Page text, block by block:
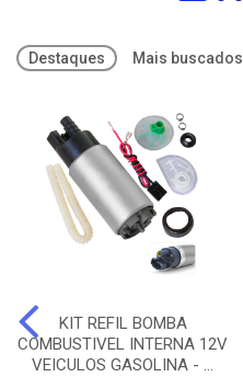
Destaques Mais buscados
KIT REFIL BOMBA
COMBUSTIVEL INTERNA 12V
VEICULOS GASOLINA - ...